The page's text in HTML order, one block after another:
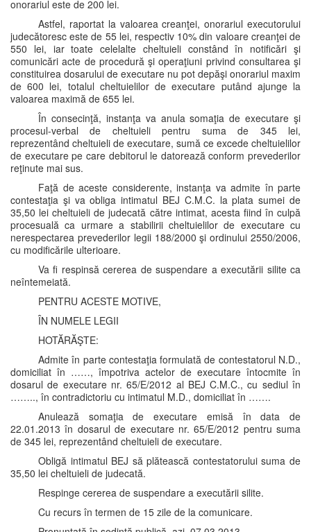
onorariul este de 200 lei.
Astfel, raportat la valoarea creanţei, onorariul executorului
judecătoresc este de 55 lei, respectiv 10% din valoare creanţei de
550 lei, iar toate celelalte cheltuieli constând în notificări şi
comunicări acte de procedură şi operaţiuni privind consultarea şi
constituirea dosarului de executare nu pot depăşi onorariul maxim
de 600 lei, totalul cheltuielilor de executare putând ajunge la
valoarea maximă de 655 lei.
În consecinţă, instanţa va anula somaţia de executare şi
procesul-verbal de cheltuieli pentru suma de 345 lei,
reprezentând cheltuieli de executare, sumă ce excede cheltuielilor
de executare pe care debitorul le datorează conform prevederilor
reţinute mai sus.
Faţă de aceste considerente, instanţa va admite în parte
contestaţia şi va obliga intimatul BEJ C.M.C. la plata sumei de
35,50 lei cheltuieli de judecată către intimat, acesta fiind în culpă
procesuală ca urmare a stabilirii cheltuielilor de executare cu
nerespectarea prevederilor legii 188/2000 şi ordinului 2550/2006,
cu modificările ulterioare.
Va fi respinsă cererea de suspendare a executării silite ca
neîntemeiată.
PENTRU ACESTE MOTIVE,
ÎN NUMELE LEGII
HOTĂRĂŞTE:
Admite în parte contestaţia formulată de contestatorul N.D.,
domiciliat în ……, împotriva actelor de executare întocmite în
dosarul de executare nr. 65/E/2012 al BEJ C.M.C., cu sediul în
…….., în contradictoriu cu intimatul M.D., domiciliat în …….
Anulează somaţia de executare emisă în data de
22.01.2013 în dosarul de executare nr. 65/E/2012 pentru suma
de 345 lei, reprezentând cheltuieli de executare.
Obligă intimatul BEJ să plătească contestatorului suma de
35,50 lei cheltuieli de judecată.
Respinge cererea de suspendare a executării silite.
Cu recurs în termen de 15 zile de la comunicare.